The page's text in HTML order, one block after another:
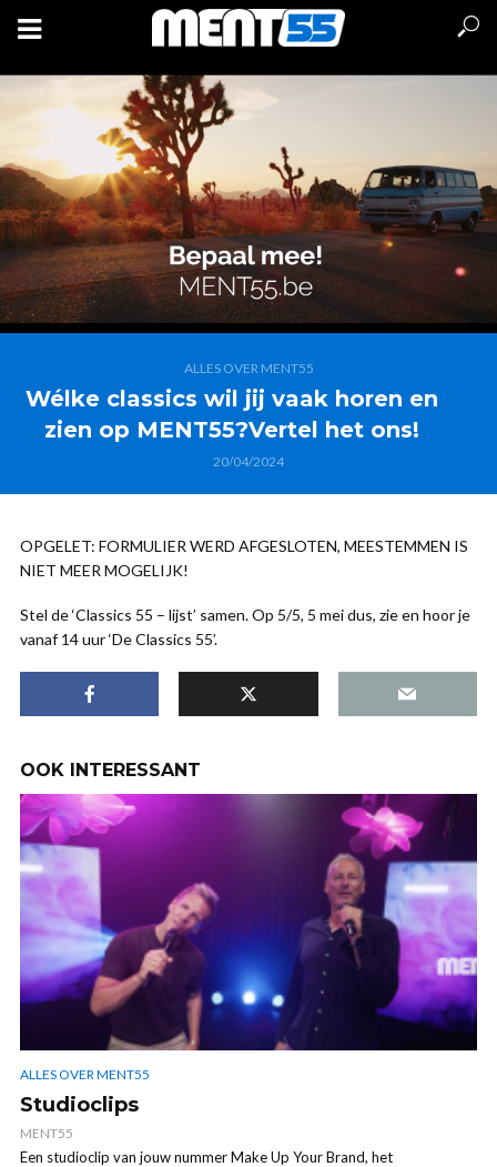
ALLES OVER MENT55
Wélke classics wil jij vaak horen en
zien op MENT55?Vertel het ons!
20/04/2024
OPGELET: FORMULIER WERD AFGESLOTEN, MEESTEMMEN IS
NIET MEER MOGELIJK!
Stel de ‘Classics 55 – lijst’ samen. Op 5/5, 5 mei dus, zie en hoor je
vanaf 14 uur ‘De Classics 55’.
OOK INTERESSANT
ALLES OVER MENT55
Studioclips
MENT55
Een studioclip van jouw nummer Make Up Your Brand, het